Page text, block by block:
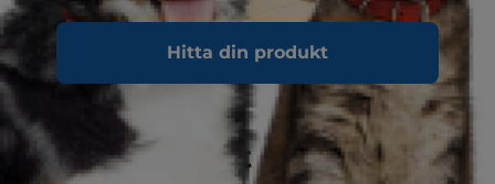
Hitta din produkt
Stödjer ett